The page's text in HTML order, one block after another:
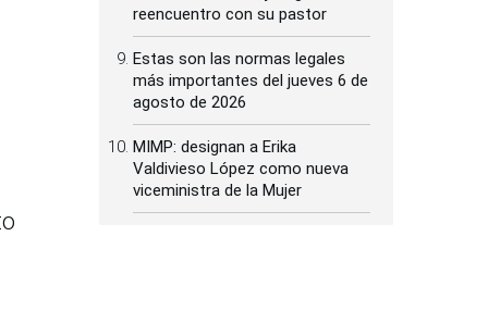
reencuentro con su pastor
Estas son las normas legales
más importantes del jueves 6 de
agosto de 2026
MIMP: designan a Erika
Valdivieso López como nueva
viceministra de la Mujer